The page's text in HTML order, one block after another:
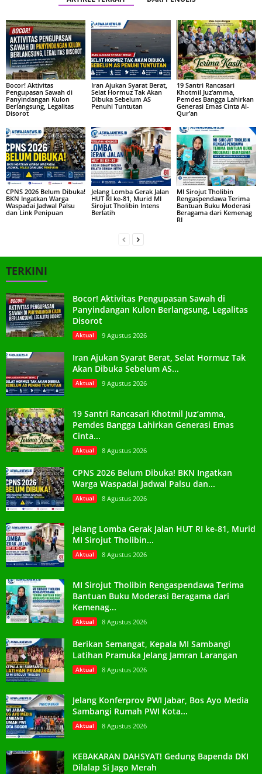
Bocor! Aktivitas
Pengupasan Sawah di
Panyindangan Kulon
Berlangsung, Legalitas
Disorot
Iran Ajukan Syarat Berat,
Selat Hormuz Tak Akan
Dibuka Sebelum AS
Penuhi Tuntutan
19 Santri Rancasari
Khotmil Juz’amma,
Pemdes Bangga Lahirkan
Generasi Emas Cinta Al-
Qur’an
CPNS 2026 Belum Dibuka!
BKN Ingatkan Warga
Waspadai Jadwal Palsu
dan Link Penipuan
Jelang Lomba Gerak Jalan
HUT RI ke-81, Murid MI
Sirojut Tholibin Intens
Berlatih
MI Sirojut Tholibin
Rengaspendawa Terima
Bantuan Buku Moderasi
Beragama dari Kemenag
RI
TERKINI
Bocor! Aktivitas Pengupasan Sawah di
Panyindangan Kulon Berlangsung, Legalitas
Disorot
Aktual 9 Agustus 2026
Iran Ajukan Syarat Berat, Selat Hormuz Tak
Akan Dibuka Sebelum AS...
Aktual 9 Agustus 2026
19 Santri Rancasari Khotmil Juz’amma,
Pemdes Bangga Lahirkan Generasi Emas
Cinta...
Aktual 8 Agustus 2026
CPNS 2026 Belum Dibuka! BKN Ingatkan
Warga Waspadai Jadwal Palsu dan...
Aktual 8 Agustus 2026
Jelang Lomba Gerak Jalan HUT RI ke-81, Murid
MI Sirojut Tholibin...
Aktual 8 Agustus 2026
MI Sirojut Tholibin Rengaspendawa Terima
Bantuan Buku Moderasi Beragama dari
Kemenag...
Aktual 8 Agustus 2026
Berikan Semangat, Kepala MI Sambangi
Latihan Pramuka Jelang Jamran Larangan
Aktual 8 Agustus 2026
Jelang Konferprov PWI Jabar, Bos Ayo Media
Sambangi Rumah PWI Kota...
Aktual 8 Agustus 2026
KEBAKARAN DAHSYAT! Gedung Bapenda DKI
Dilalap Si Jago Merah